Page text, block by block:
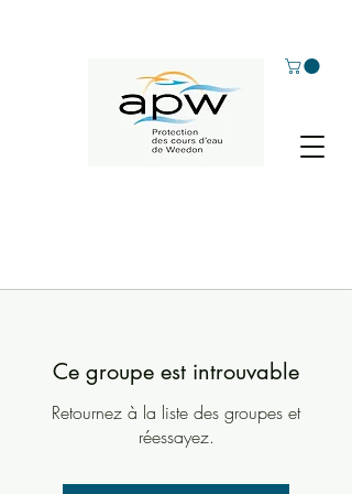
Ce groupe est introuvable
Retournez à la liste des groupes et
réessayez.